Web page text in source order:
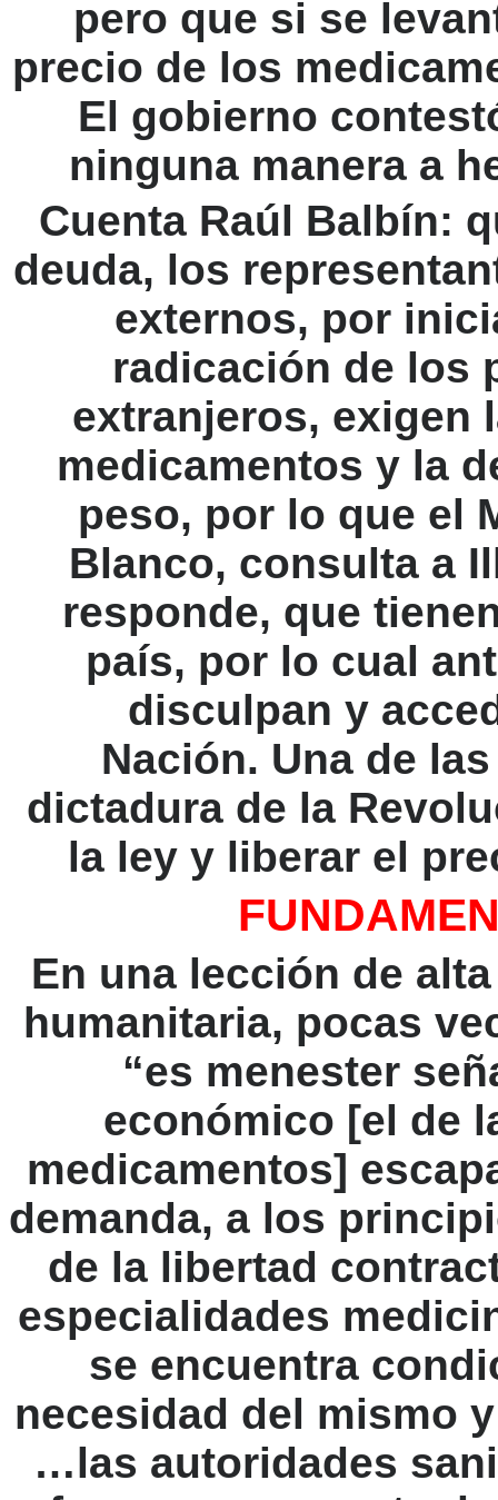
pero que si se
precio de los
El gobierno
ninguna manera a
Cuenta Raúl Balbín:
deuda, los
externos, por
radicación de los
extranjeros, exigen
medicamentos y la
peso, por lo que el
Blanco, consulta a
responde, que
país, por lo cual
disculpan y
Nación. Una de
dictadura de la
la ley y liberar el
En una lección de
humanitaria, pocas
“es menester
económico [el de
medicamentos]
demanda, a los
de la libertad
especialidades
se encuentra
necesidad del mismo
…las autoridades